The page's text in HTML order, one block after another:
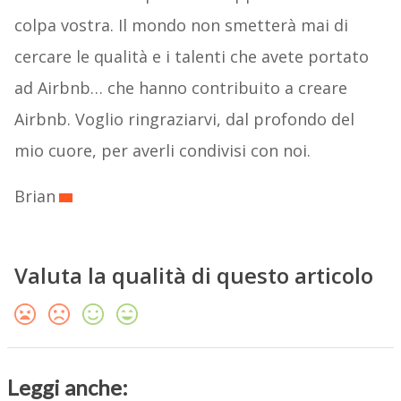
colpa vostra. Il mondo non smetterà mai di
cercare le qualità e i talenti che avete portato
ad Airbnb… che hanno contribuito a creare
Airbnb. Voglio ringraziarvi, dal profondo del
mio cuore, per averli condivisi con noi.
Brian
Valuta la qualità di questo articolo
Leggi anche: